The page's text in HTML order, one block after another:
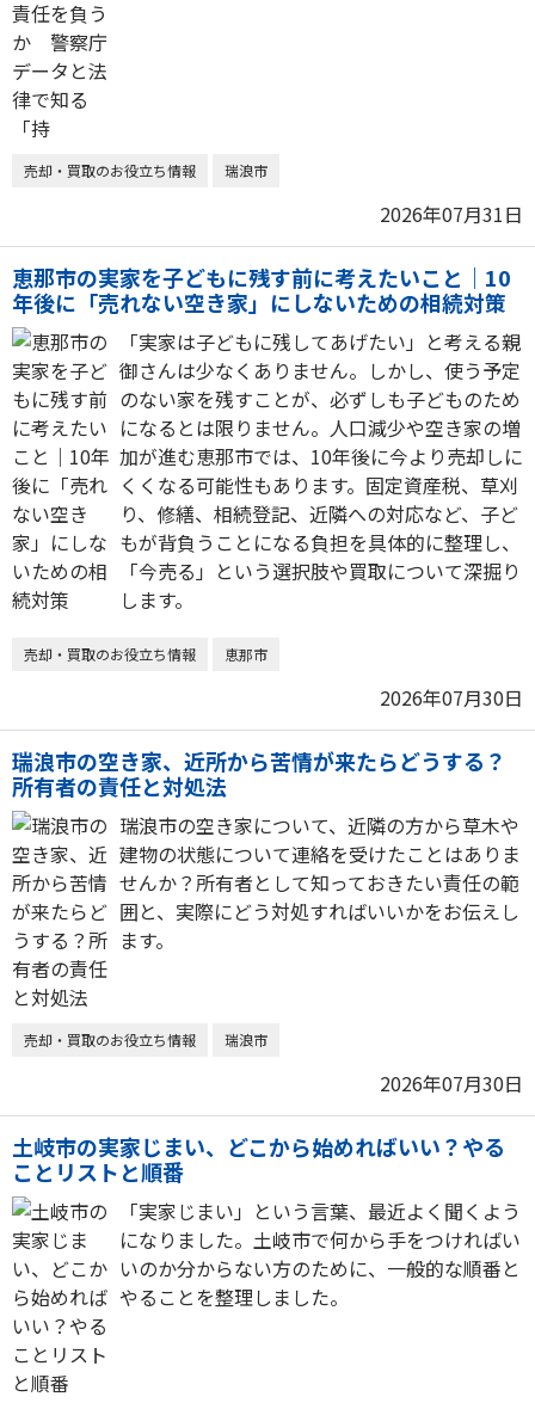
売却・買取のお役立ち情報 瑞浪市
2026年07月31日
恵那市の実家を子どもに残す前に考えたいこと｜10
年後に「売れない空き家」にしないための相続対策
「実家は子どもに残してあげたい」と考える親
御さんは少なくありません。しかし、使う予定
のない家を残すことが、必ずしも子どものため
になるとは限りません。人口減少や空き家の増
加が進む恵那市では、10年後に今より売却しに
くくなる可能性もあります。固定資産税、草刈
り、修繕、相続登記、近隣への対応など、子ど
もが背負うことになる負担を具体的に整理し、
「今売る」という選択肢や買取について深掘り
します。
売却・買取のお役立ち情報 恵那市
2026年07月30日
瑞浪市の空き家、近所から苦情が来たらどうする？
所有者の責任と対処法
瑞浪市の空き家について、近隣の方から草木や
建物の状態について連絡を受けたことはありま
せんか？所有者として知っておきたい責任の範
囲と、実際にどう対処すればいいかをお伝えし
ます。
売却・買取のお役立ち情報 瑞浪市
2026年07月30日
土岐市の実家じまい、どこから始めればいい？やる
ことリストと順番
「実家じまい」という言葉、最近よく聞くよう
になりました。土岐市で何から手をつければい
いのか分からない方のために、一般的な順番と
やることを整理しました。